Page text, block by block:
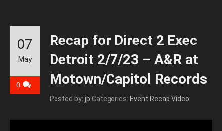
Recap for Direct 2 Exec
Detroit 2/7/23 – A&R at
Motown/Capitol Records
Posted by: jp Categories: Event Recap Video
07
May
0